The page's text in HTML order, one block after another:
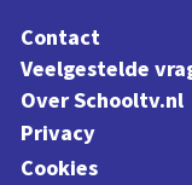
Contact
Veelgestelde
Over Schooltv.nl
Privacy
Cookies